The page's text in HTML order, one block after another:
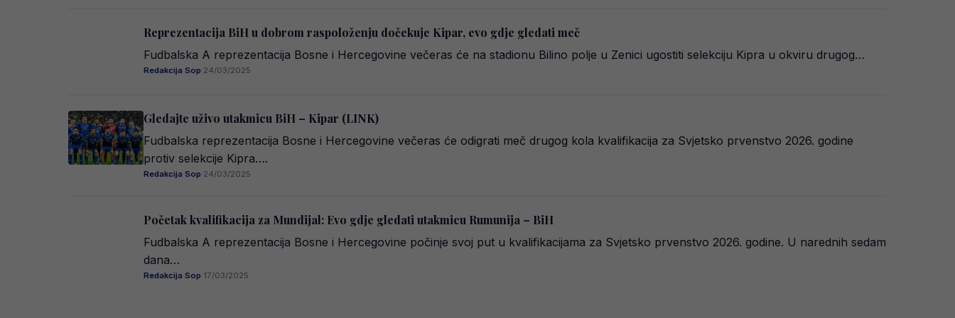
Reprezentacija BiH u dobrom raspoloženju dočekuje Kipar, evo gdje gledati meč
Fudbalska A reprezentacija Bosne i Hercegovine večeras će na stadionu Bilino polje u Zenici ugostiti selekciju Kipra u okviru drugog…
Redakcija Sop·24/03/2025
Gledajte uživo utakmicu BiH – Kipar (LINK)
Fudbalska reprezentacija Bosne i Hercegovine večeras će odigrati meč drugog kola kvalifikacija za Svjetsko prvenstvo 2026. godine
protiv selekcije Kipra….
Redakcija Sop·24/03/2025
Početak kvalifikacija za Mundijal: Evo gdje gledati utakmicu Rumunija – BiH
Fudbalska A reprezentacija Bosne i Hercegovine počinje svoj put u kvalifikacijama za Svjetsko prvenstvo 2026. godine. U narednih sedam
dana…
Redakcija Sop·17/03/2025